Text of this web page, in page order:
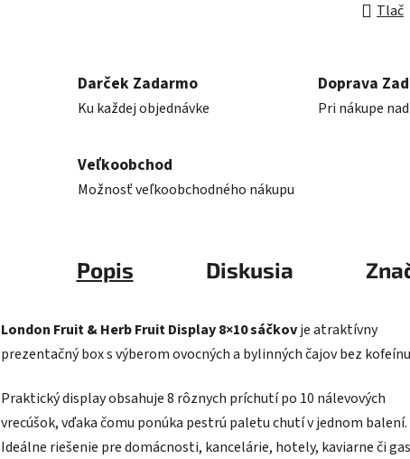
Tlač
Darček Zadarmo
Ku každej objednávke
Doprava
Pri nákupe
Veľkoobchod
Možnosť veľkoobchodného nákupu
Popis Diskusia
London Fruit & Herb Fruit Display 8×10 sáčkovje atraktívny
prezentačný box s výberom ovocných a bylinných čajov bez
Praktický display obsahuje 8 rôznych príchutí po 10 nálevových
vrecúšok, vďaka čomu ponúka pestrú paletu chutí v jednom balení.
Ideálne riešenie pre domácnosti, kancelárie, hotely, kaviarne či